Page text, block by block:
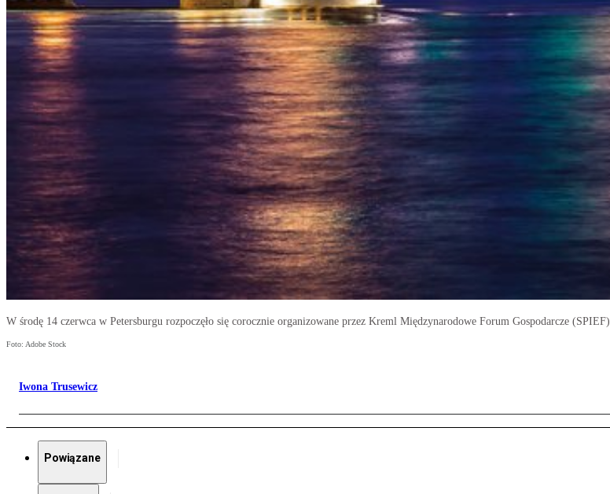
W środę 14 czerwca w Petersburgu rozpoczęło się corocznie organizowane przez Kreml Międzynarodowe Forum Gospodarcze (SPIEF)
Foto: Adobe Stock
Iwona Trusewicz
Powiązane